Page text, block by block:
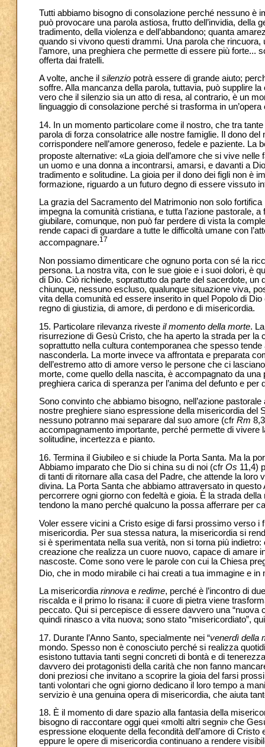
Tutti abbiamo bisogno di consolazione perché nessuno è
può provocare una parola astiosa, frutto dell’invidia, della
tradimento, della violenza e dell’abbandono; quanta
quando si vivono questi drammi. Una parola che
l’amore, una preghiera che permette di essere più
offerta dai fratelli.
A volte, anche il silenzio potrà essere di grande aiuto;
soffre. Alla mancanza della parola, tuttavia, può supplire
vero che il silenzio sia un atto di resa, al contrario, è un
linguaggio di consolazione perché si trasforma in
14. In un momento particolare come il nostro, che tra
parola di forza consolatrice alle nostre famiglie. Il dono
corrispondere nell’amore generoso, fedele e paziente.
proposte alternative: «La gioia dell’amore che si vive
un uomo e una donna a incontrarsi, amarsi, e davanti a
tradimento e solitudine. La gioia per il dono dei figli non è
formazione, riguardo a un futuro degno di essere vissuto
La grazia del Sacramento del Matrimonio non solo
impegna la comunità cristiana, e tutta l’azione pastorale,
giubilare, comunque, non può far perdere di vista la
rende capaci di guardare a tutte le difficoltà umane con
accompagnare.17
Non possiamo dimenticare che ognuno porta con sé la
persona. La nostra vita, con le sue gioie e i suoi dolori, è
di Dio. Ciò richiede, soprattutto da parte del sacerdote,
chiunque, nessuno escluso, qualunque situazione viva,
vita della comunità ed essere inserito in quel Popolo di
regno di giustizia, di amore, di perdono e di misericordia.
15. Particolare rilevanza riveste il momento della morte.
risurrezione di Gesù Cristo, che ha aperto la strada per
soprattutto nella cultura contemporanea che spesso
nasconderla. La morte invece va affrontata e preparata
dell’estremo atto di amore verso le persone che ci
morte, come quello della nascita, è accompagnato da
preghiera carica di speranza per l’anima del defunto e
Sono convinto che abbiamo bisogno, nell’azione
nostre preghiere siano espressione della misericordia del
nessuno potranno mai separare dal suo amore (cfr Rm
accompagnamento importante, perché permette di
solitudine, incertezza e pianto.
16. Termina il Giubileo e si chiude la Porta Santa. Ma la
Abbiamo imparato che Dio si china su di noi (cfr Os 11,4)
di tanti di ritornare alla casa del Padre, che attende la
divina. La Porta Santa che abbiamo attraversato in
percorrere ogni giorno con fedeltà e gioia. È la strada
tendono la mano perché qualcuno la possa afferrare per
Voler essere vicini a Cristo esige di farsi prossimo verso i
misericordia. Per sua stessa natura, la misericordia si
si è sperimentata nella sua verità, non si torna più
creazione che realizza un cuore nuovo, capace di amare
nascoste. Come sono vere le parole con cui la Chiesa
Dio, che in modo mirabile ci hai creati a tua immagine e
La misericordia rinnova e redime, perché è l’incontro di
riscalda e il primo lo risana: il cuore di pietra viene
peccato. Qui si percepisce di essere davvero una “nuova
quindi rinasco a vita nuova; sono stato “misericordiato”,
17. Durante l’Anno Santo, specialmente nei “venerdì della
mondo. Spesso non è conosciuto perché si realizza
esistono tuttavia tanti segni concreti di bontà e di
davvero dei protagonisti della carità che non fanno
doni preziosi che invitano a scoprire la gioia del farsi
tanti volontari che ogni giorno dedicano il loro tempo a
servizio è una genuina opera di misericordia, che aiuta
18. È il momento di dare spazio alla fantasia della
bisogno di raccontare oggi quei «molti altri segni» che
espressione eloquente della fecondità dell’amore di
eppure le opere di misericordia continuano a rendere